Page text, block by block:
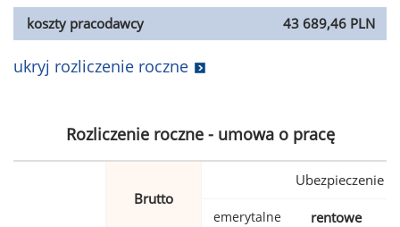
koszty pracodawcy
43 689,46 PLN
ukryj rozliczenie roczne
Rozliczenie roczne - umowa o pracę
Brutto
Ubezpieczenie
emerytalne rentowe